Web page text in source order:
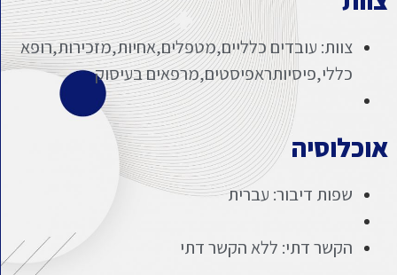
צוות: עובדים כלליים,מטפלים,אחיות,מזכירות,רופא
כללי,פיסיותראפיסטים,מרפאים בעיסוק
אוכלוסיה
שפות דיבור: עברית
הקשר דתי: ללא הקשר דתי